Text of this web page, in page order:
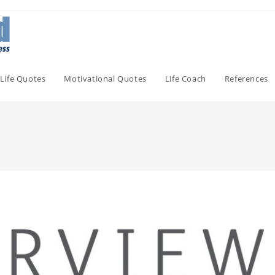
Life Quotes Motivational Quotes Life Coach References